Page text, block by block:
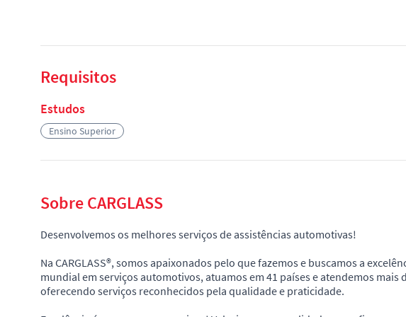
Requisitos
Estudos
Ensino Superior
Sobre CARGLASS
Desenvolvemos os melhores serviços de assistências automotivas!
Na CARGLASS®, somos apaixonados pelo que fazemos e buscamos a
mundial em serviços automotivos, atuamos em 41 países e atendemos mais
oferecendo serviços reconhecidos pela qualidade e praticidade.